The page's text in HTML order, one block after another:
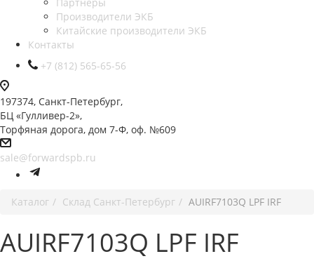
Производители ЭКБ
Китайские производители ЭКБ
Контакты
+7 (812) 565-65-56
197374, Санкт-Петербург,
БЦ «Гулливер-2»,
Торфяная дорога, дом 7-Ф, оф. №609
sale@forwardspb.ru
Каталог Cклад Санкт-Петербург AUIRF7103Q LPF IRF
AUIRF7103Q LPF IRF